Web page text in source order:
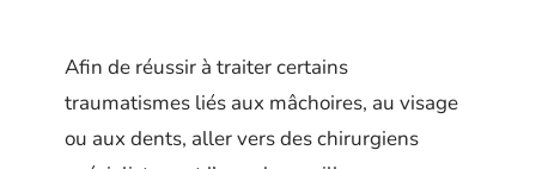
Afin de réussir à traiter certains
traumatismes liés aux mâchoires, au visage
ou aux dents, aller vers des chirurgiens